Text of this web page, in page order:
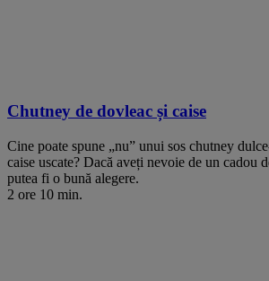
Chutney de dovleac și caise
Cine poate spune „nu” unui sos chutney
caise uscate? Dacă aveți nevoie de un cadou
putea fi o bună alegere.
2 ore 10 min.